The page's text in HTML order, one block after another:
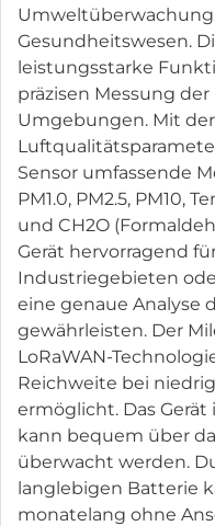
Gesundheitswesen.
leistungsstarke
präzisen Messung
Umgebungen. Mit
Sensor umfassende
PM1.0, PM2.5, PM10,
und CH2O
Gerät hervorragend
Industriegebieten
eine genaue Analyse
gewährleisten. Der
LoRaWAN-
Reichweite bei
ermöglicht. Das
kann bequem über
überwacht werden.
langlebigen Batterie
monatelang ohne